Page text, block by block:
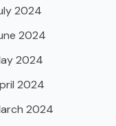
2024
2024
2024
2024
2024